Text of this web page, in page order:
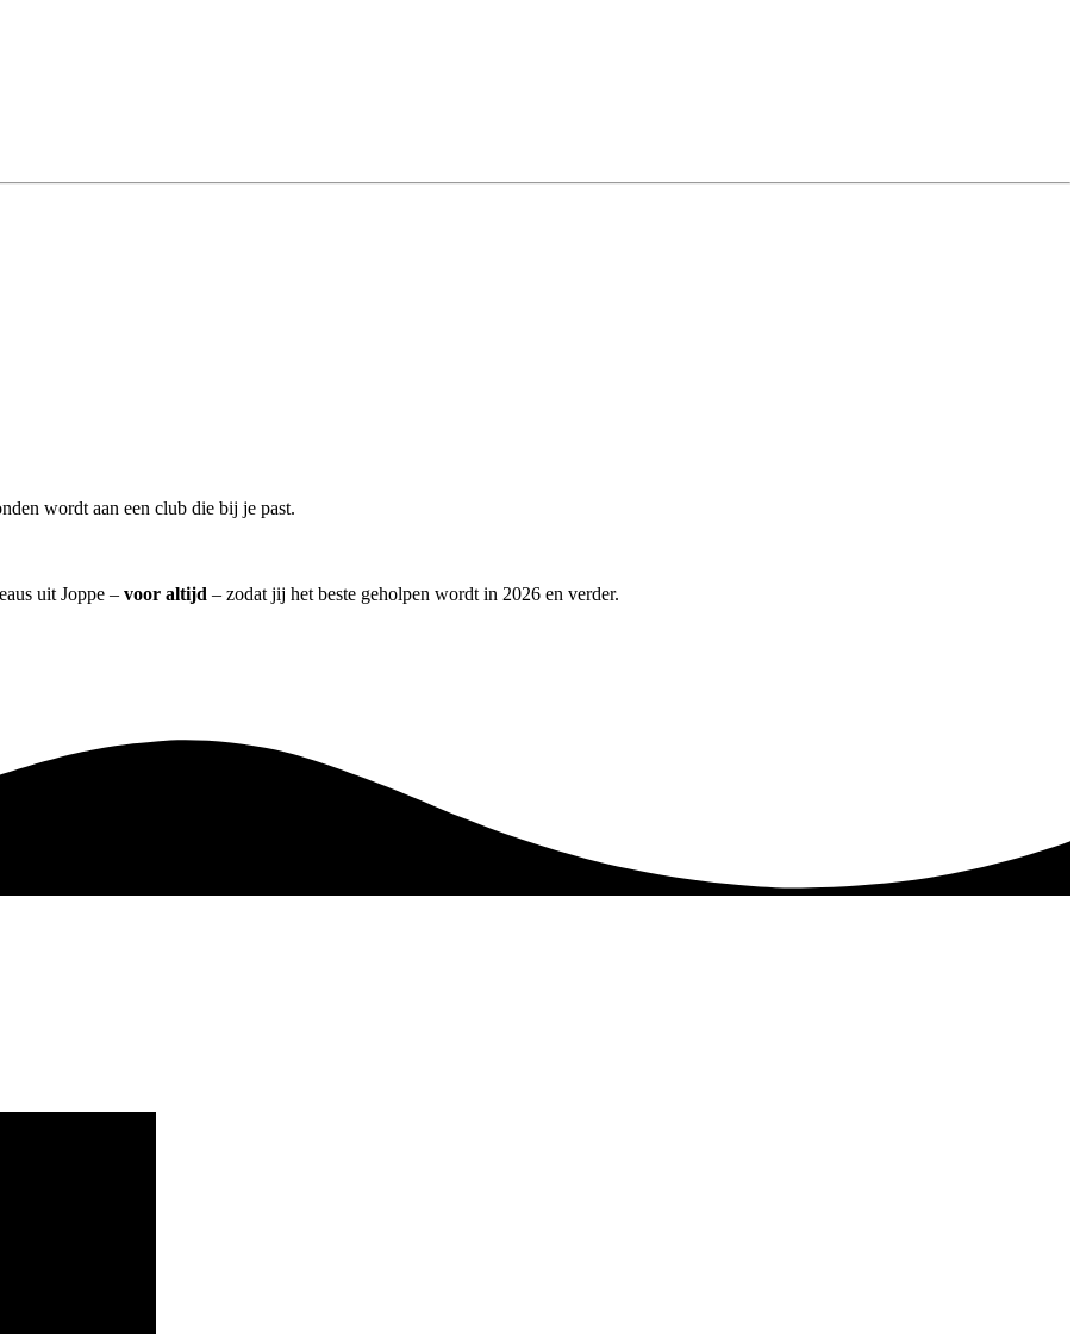
wordt aan een club die bij je past.
uit Joppe – voor altijd – zodat jij het beste geholpen wordt in 2026 en verder.